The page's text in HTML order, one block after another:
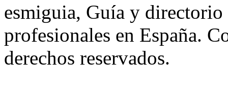
esmiguia, Guía y directorio
profesionales en España.
derechos reservados.